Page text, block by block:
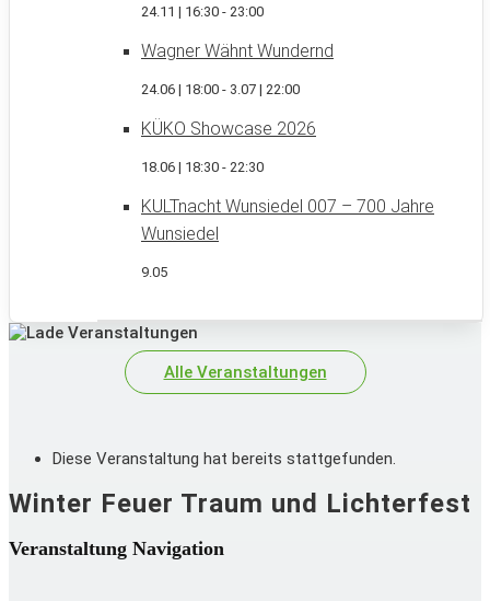
24.11 | 16:30 - 23:00
Wagner Wähnt Wundernd
24.06 | 18:00 - 3.07 | 22:00
KÜKO Showcase 2026
18.06 | 18:30 - 22:30
KULTnacht Wunsiedel 007 – 700 Jahre
Wunsiedel
9.05
Alle Veranstaltungen
Diese Veranstaltung hat bereits stattgefunden.
Winter Feuer Traum und Lichterfest
Veranstaltung Navigation